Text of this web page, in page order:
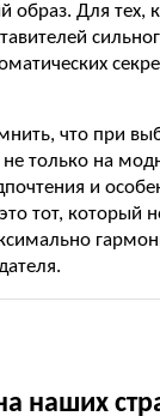
Для тех,
что при
не только на
и
тот, который
наших